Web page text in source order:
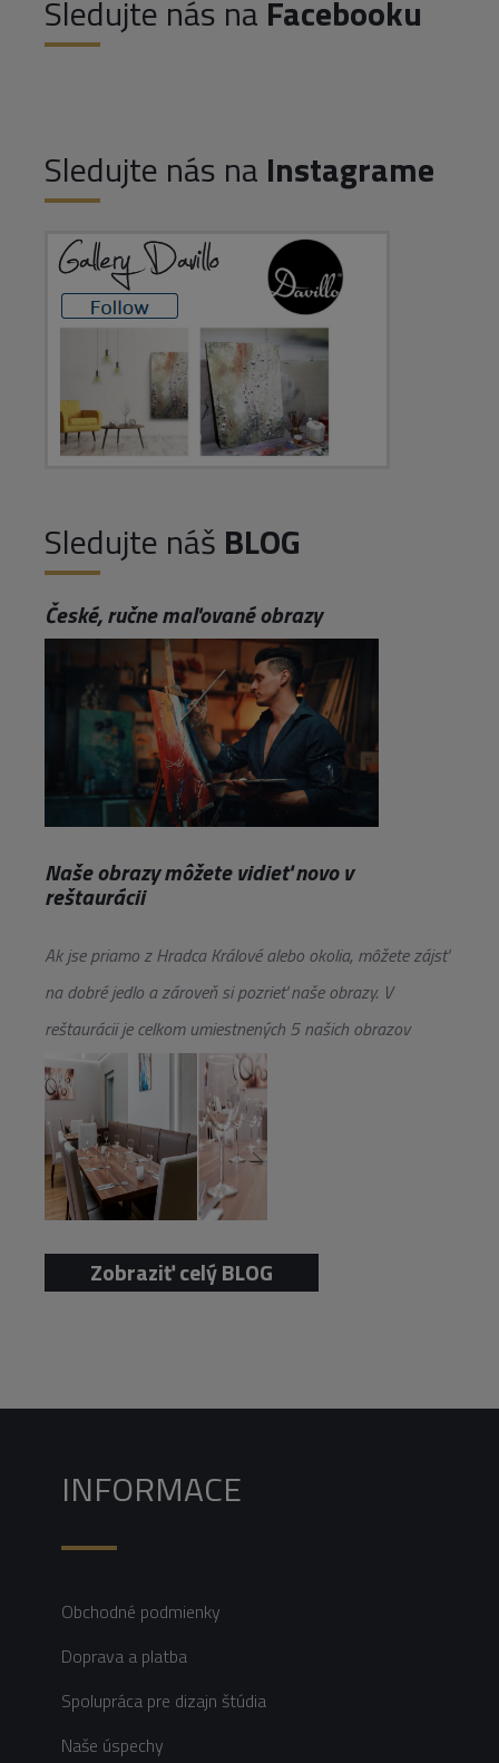
Sledujte nás na Facebooku
Sledujte nás na Instagrame
Sledujte náš BLOG
České, ručne maľované obrazy
Naše obrazy môžete vidieť novo v
reštaurácii
Ak jse priamo z Hradca Králové alebo okolia, môžete zájsť
na dobré jedlo a zároveň si pozrieť naše obrazy. V
reštaurácii je celkom umiestnených 5 našich obrazov
Zobraziť celý BLOG
INFORMACE
Obchodné podmienky
Doprava a platba
Spolupráca pre dizajn štúdia
Naše úspechy